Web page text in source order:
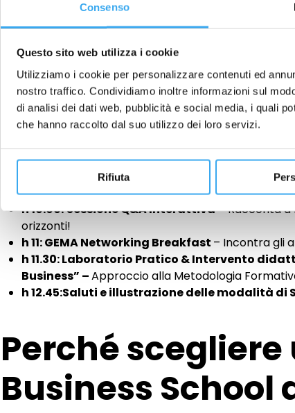
Consenso
Questo sito web utilizza i cookie
Utilizziamo i cookie per personalizzare contenuti ed
nostro traffico. Condividiamo inoltre informazioni sul
di analisi dei dati web, pubblicità e social media, i quali
che hanno raccolto dal suo utilizzo dei loro servizi.
Rifiuta
L’evento è apertoa chiunque sia interessato a
garantisce elevati standard di qualità sia nella
Terminati gli interventi, chiunque ne avesse
d’ingresso ad uno dei Master presentati.
Il programma:
h 9.00: Benvenut* in GEMA!
Presentazione della
Maggio 2025
h 10.00:Sessione Q&A Interattiva– Racconta a
orizzonti!
h 11: GEMA Networking Breakfast – Incontra gli
h 11.30: Laboratorio Pratico & Intervento
Business” –Approccio alla Metodologia
h 12.45:Saluti e illustrazione delle modalità di
Perché scegliere
Business School